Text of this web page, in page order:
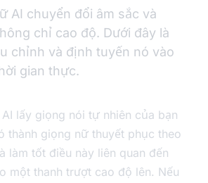
AI chuyển đổi âm sắc và
chỉ cao độ. Dưới đây là
chỉnh và định tuyến nó vào
gian thực.
lấy giọng nói tự nhiên của bạn
thành giọng nữ thuyết phục theo
làm tốt điều này liên quan đến
một thanh trượt cao độ lên. Nếu